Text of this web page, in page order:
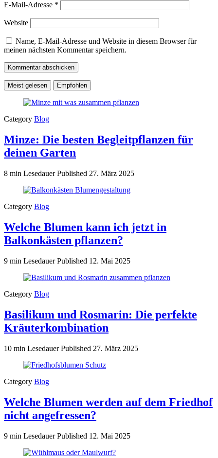
E-Mail-Adresse *
Website
Name, E-Mail-Adresse und Website in diesem Browser für
meinen nächsten Kommentar speichern.
Meist gelesen Empfohlen
Category Blog
Minze: Die besten Begleitpflanzen für
deinen Garten
8 min LesedauerPublished 27. März 2025
Category Blog
Welche Blumen kann ich jetzt in
Balkonkästen pflanzen?
9 min LesedauerPublished 12. Mai 2025
Category Blog
Basilikum und Rosmarin: Die perfekte
Kräuterkombination
10 min LesedauerPublished 27. März 2025
Category Blog
Welche Blumen werden auf dem Friedhof
nicht angefressen?
9 min LesedauerPublished 12. Mai 2025